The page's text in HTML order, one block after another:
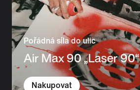
Pořádná síla do ulic
Air Max 90 „Laser 90“
Nakupovat